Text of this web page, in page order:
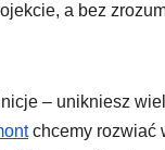
a bez
– unikniesz
chcemy rozwiać